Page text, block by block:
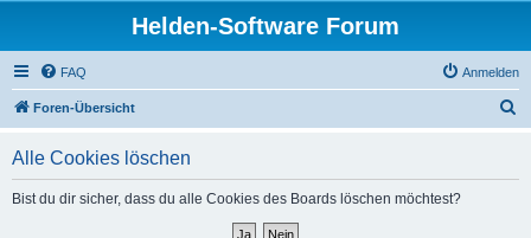
Helden-Software Forum
FAQ Anmelden
Foren-Übersicht
Alle Cookies löschen
Bist du dir sicher, dass du alle Cookies des Boards löschen möchtest?